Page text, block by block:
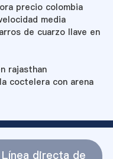
precio colombia
media
de cuarzo llave en
rajasthan
coctelera con arena
Línea directa de